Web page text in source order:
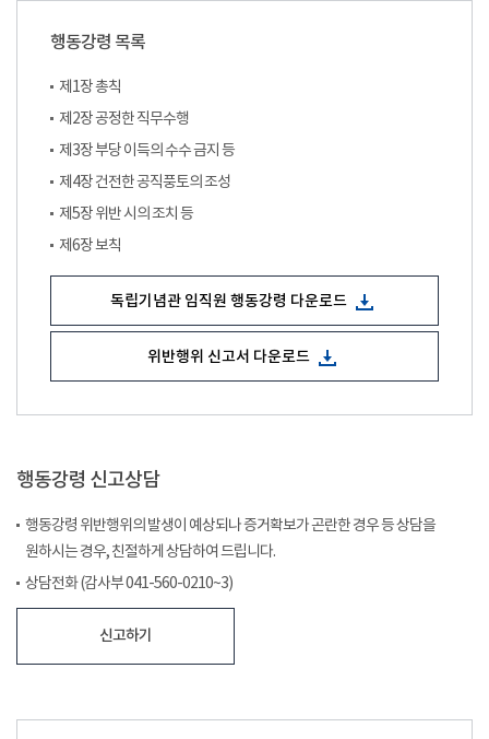
행동강령 목록
제1장 총칙
제2장 공정한 직무수행
제3장 부당 이득의 수수 금지 등
제4장 건전한 공직풍토의 조성
제5장 위반 시의 조치 등
제6장 보칙
독립기념관 임직원 행동강령 다운로드
위반행위 신고서 다운로드
행동강령 신고상담
행동강령 위반행위의 발생이 예상되나 증거확보가 곤란한 경우 등 상담을
원하시는 경우, 친절하게 상담하여 드립니다.
상담전화 (감사부 041-560-0210~3)
신고하기